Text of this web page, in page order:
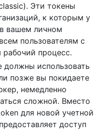
Эти токены
к которым у
вашем личном
пользователям с
процесс.
должны использовать
позже вы покидаете
немедленно
сложной. Вместо
для новой учетной
доступ